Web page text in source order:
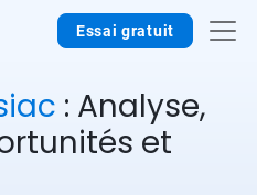
Essai gratuit
: Analyse,
et